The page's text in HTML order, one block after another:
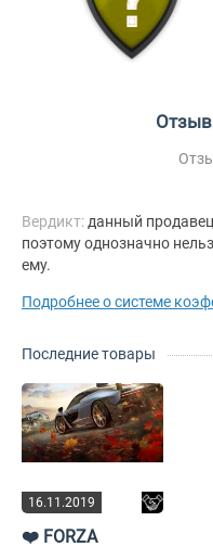
Вердикт: данный
поэтому однозначно
ему.
Подробнее о системе
Последние товары
16.11.2019
❤️ FORZA